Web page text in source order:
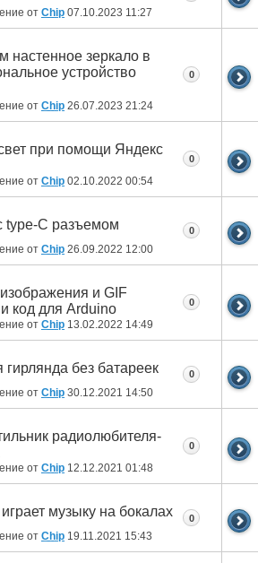
от Chip 07.10.2023 11:27
настенное зеркало в
устройство
от Chip 26.07.2023 21:24
0
при помощи Яндекс
от Chip 02.10.2022 00:54
0
type-C разъемом
от Chip 26.09.2022 12:00
0
и GIF
код для Arduino
от Chip 13.02.2022 14:49
0
без батареек
от Chip 30.12.2021 14:50
0
радиолюбителя-
от Chip 12.12.2021 01:48
0
музыку на бокалах
от Chip 19.11.2021 15:43
0